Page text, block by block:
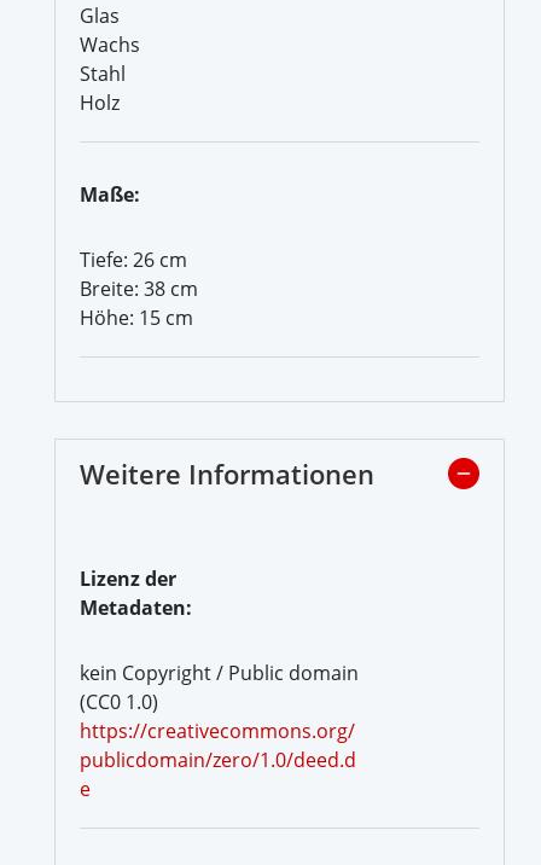
Glas
Wachs
Stahl
Holz
Maße:
Tiefe: 26 cm
Breite: 38 cm
Höhe: 15 cm
Weitere Informationen
Lizenz der
Metadaten:
kein Copyright / Public domain
(CC0 1.0)
https://creativecommons.org/
publicdomain/zero/1.0/deed.d
e